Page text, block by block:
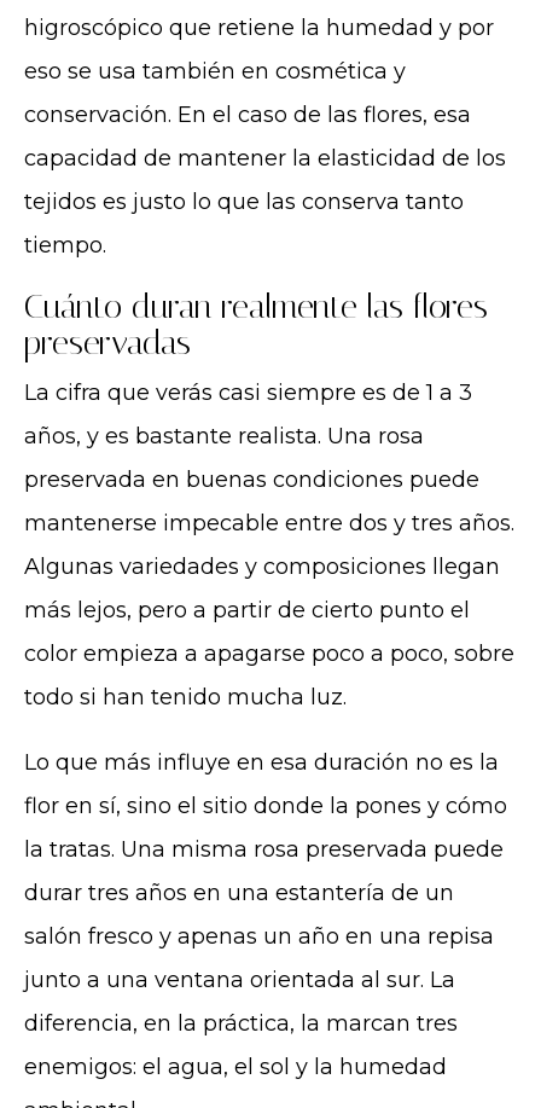
higroscópico que retiene la humedad y por
eso se usa también en cosmética y
conservación. En el caso de las flores, esa
capacidad de mantener la elasticidad de los
tejidos es justo lo que las conserva tanto
tiempo.
Cuánto duran realmente las flores
preservadas
La cifra que verás casi siempre es de 1 a 3
años, y es bastante realista. Una rosa
preservada en buenas condiciones puede
mantenerse impecable entre dos y tres años.
Algunas variedades y composiciones llegan
más lejos, pero a partir de cierto punto el
color empieza a apagarse poco a poco, sobre
todo si han tenido mucha luz.
Lo que más influye en esa duración no es la
flor en sí, sino el sitio donde la pones y cómo
la tratas. Una misma rosa preservada puede
durar tres años en una estantería de un
salón fresco y apenas un año en una repisa
junto a una ventana orientada al sur. La
diferencia, en la práctica, la marcan tres
enemigos: el agua, el sol y la humedad